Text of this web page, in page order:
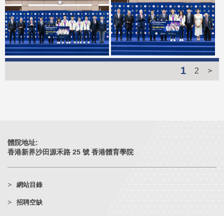
1 2 >
體院地址:
香港新界沙田源禾路 25 號 香港體育學院
網站目錄
招聘空缺